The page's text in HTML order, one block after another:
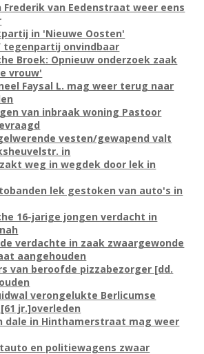
Frederik van Eedenstraat weer eens
in 'Nieuwe Oosten'
onvindbaar
Broek: Opnieuw onderzoek zaak
vrouw'
Faysal L. mag weer terug naar
van inbraak woning Pastoor
vesten/gewapend valt
in
weg in wegdek door lek in
lek gestoken van auto's in
16-jarige jongen verdacht in
verdachte in zaak zwaargewonde
aangehouden
van beroofde pizzabezorger [dd.
verongelukte Berlicumse
jr.]overleden
dale in Hinthamerstraat mag weer
en politiewagens zwaar